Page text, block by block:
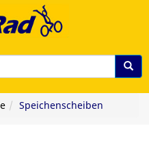
Speichenscheiben